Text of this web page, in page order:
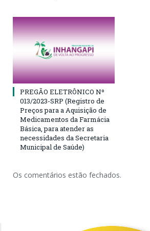
PREGÃO ELETRÔNICO Nº
013/2023-SRP (Registro de
Preços para a Aquisição de
Medicamentos da Farmácia
Básica, para atender as
necessidades da Secretaria
Municipal de Saúde)
Os comentários estão fechados.